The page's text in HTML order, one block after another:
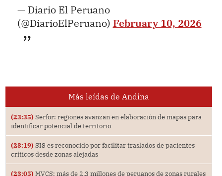
— Diario El Peruano
(@DiarioElPeruano) February 10, 2026
Más leídas de Andina
(23:35) Serfor: regiones avanzan en elaboración de mapas para
identificar potencial de territorio
(23:19) SIS es reconocido por facilitar traslados de pacientes
críticos desde zonas alejadas
(23:05) MVCS: más de 2.3 millones de peruanos de zonas rurales